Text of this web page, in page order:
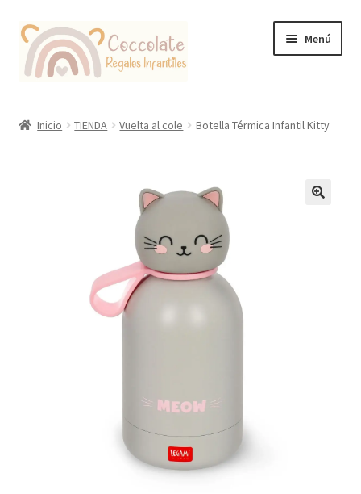
Ir
la
Ir
contenido
Menú
Inicio TIENDA Vuelta al cole Botella Térmica Infantil Kitty